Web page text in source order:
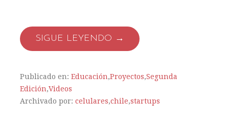
SIGUE LEYENDO →
Publicado en: Educación,Proyectos,Segunda
Edición,Videos
Archivado por: celulares,chile,startups